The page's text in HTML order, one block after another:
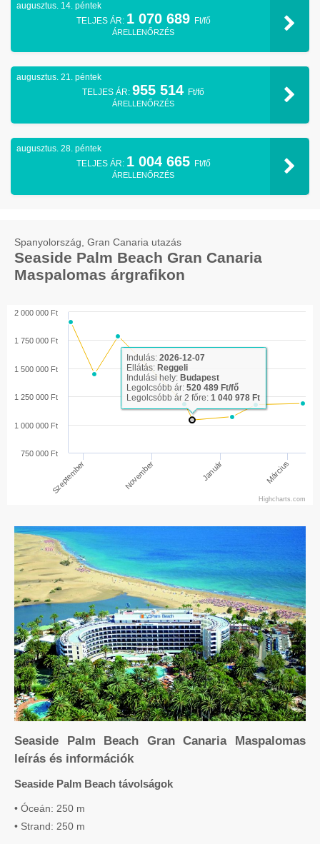
augusztus. 14. péntek
TELJES ÁR: 1 070 689 Ft/fő
ÁRELLENŐRZÉS
augusztus. 21. péntek
TELJES ÁR: 955 514 Ft/fő
ÁRELLENŐRZÉS
augusztus. 28. péntek
TELJES ÁR: 1 004 665 Ft/fő
ÁRELLENŐRZÉS
Spanyolország, Gran Canaria utazás
Seaside Palm Beach Gran Canaria
Maspalomas árgrafikon
Szeptember November Január Március
750 000 Ft
1 000 000 Ft
1 250 000 Ft
1 500 000 Ft
1 750 000 Ft
2 000 000 Ft
Highcharts.com
Indulás: 2026-12-07
Ellátás: Reggeli
Indulási hely: Budapest
Legolcsóbb ár: 520 489 Ft/fő
Legolcsóbb ár 2 főre: 1 040 978 Ft
Seaside Palm Beach Gran Canaria Maspalomas
leírás és információk
Seaside Palm Beach távolságok
• Óceán: 250 m
• Strand: 250 m